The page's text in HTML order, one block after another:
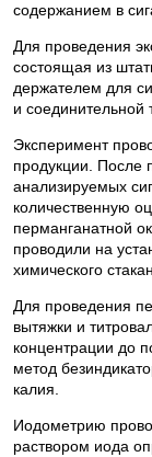
содержанием в
Для проведения
состоящая из
держателем для
и соединительной
Эксперимент
продукции. После
анализируемых
количественную
перманганатной
проводили на
химического
Для проведения
вытяжки и
концентрации до
метод
калия.
Иодометрию
раствором иода